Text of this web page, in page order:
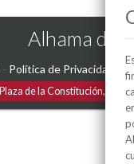
Alhama de
- Política de Privacidad
Plaza de la Constitución, 1